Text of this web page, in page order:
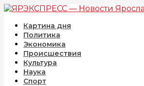
Картина дня
Политика
Экономика
Происшествия
Культура
Наука
Спорт